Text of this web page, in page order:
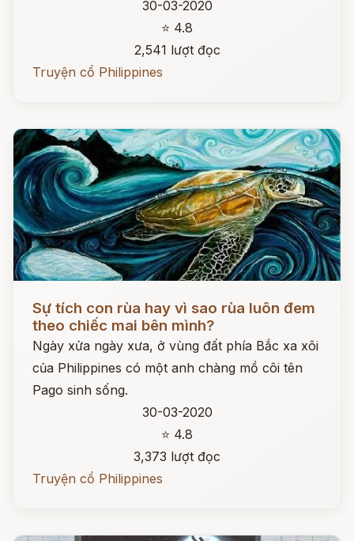
30-03-2020
⭐ 4.8
2,541 lượt đọc
Truyện cổ Philippines
Sự tích con rùa hay vì sao rùa luôn đem
theo chiếc mai bên mình?
Ngày xửa ngày xưa, ở vùng đất phía Bắc xa xôi
của Philippines có một anh chàng mồ côi tên
Pago sinh sống.
30-03-2020
⭐ 4.8
3,373 lượt đọc
Truyện cổ Philippines